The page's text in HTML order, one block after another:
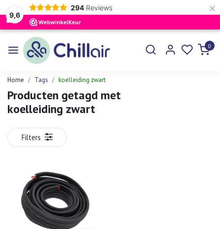
9,6
294 Reviews ×
0
Home Tags koelleiding zwart
Producten getagd met
koelleiding zwart
Filters